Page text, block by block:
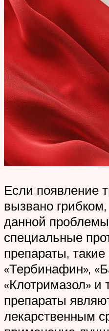
Если появление
вызвано
данной
специальные
препараты,
«Тербинафин»,
«Клотримазол» и
препараты
лекарственным